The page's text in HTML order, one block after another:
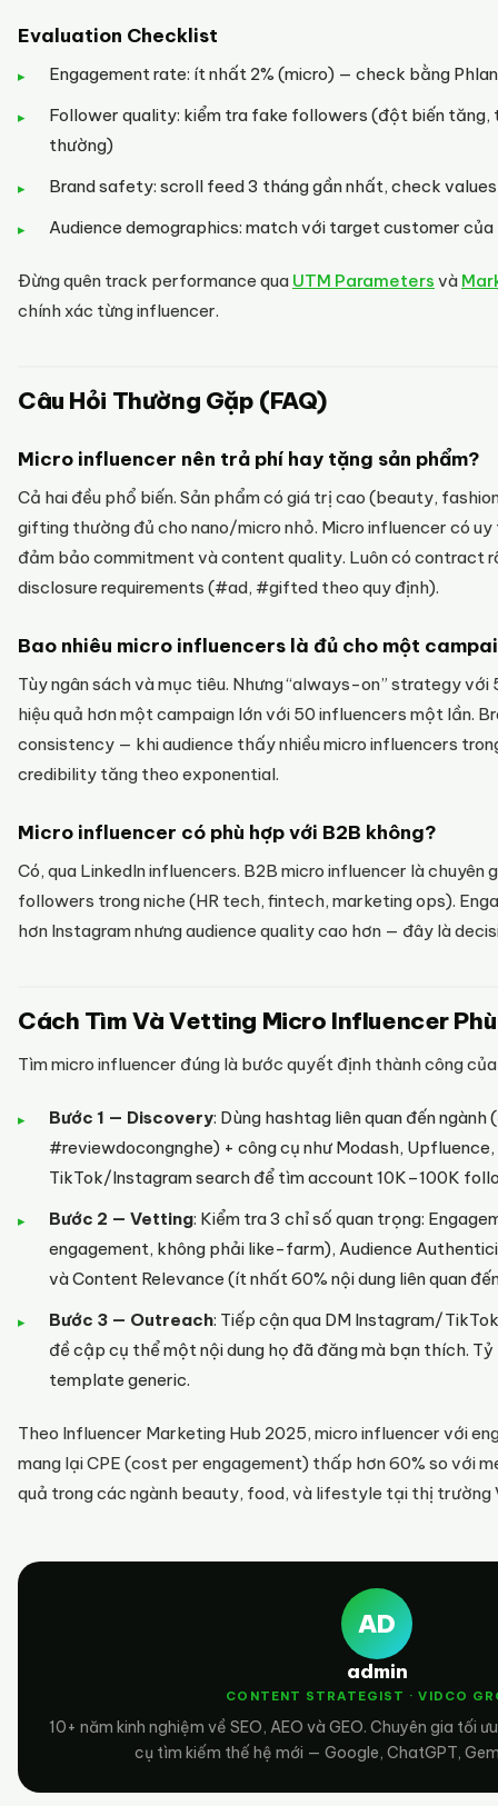
Evaluation Checklist
Engagement rate: ít nhất 2% (micro) — check bằng
Follower quality: kiểm tra fake followers (đột biến
thường)
Brand safety: scroll feed 3 tháng gần nhất, check
Audience demographics: match với target customer của
Đừng quên track performance qua UTM Parameters và
chính xác từng influencer.
Câu Hỏi Thường Gặp (FAQ)
Micro influencer nên trả phí hay tặng sản phẩm?
Cả hai đều phổ biến. Sản phẩm có giá trị cao (beauty,
gifting thường đủ cho nano/micro nhỏ. Micro influencer có
đảm bảo commitment và content quality. Luôn có contract
disclosure requirements (#ad, #gifted theo quy định).
Bao nhiêu micro influencers là đủ cho một
Tùy ngân sách và mục tiêu. Nhưng “always-on” strategy
hiệu quả hơn một campaign lớn với 50 influencers một lần.
consistency — khi audience thấy nhiều micro influencers
credibility tăng theo exponential.
Micro influencer có phù hợp với B2B không?
Có, qua LinkedIn influencers. B2B micro influencer là
followers trong niche (HR tech, fintech, marketing ops).
hơn Instagram nhưng audience quality cao hơn — đây là
Cách Tìm Và Vetting Micro Influencer
Tìm micro influencer đúng là bước quyết định thành công
Bước 1 — Discovery: Dùng hashtag liên quan đến
#reviewdocongnghe) + công cụ như Modash,
TikTok/Instagram search để tìm account 10K–100K
Bước 2 — Vetting: Kiểm tra 3 chỉ số quan trọng:
engagement, không phải like-farm), Audience
và Content Relevance (ít nhất 60% nội dung liên quan
Bước 3 — Outreach: Tiếp cận qua DM Instagram/
đề cập cụ thể một nội dung họ đã đăng mà bạn thích.
template generic.
Theo Influencer Marketing Hub 2025, micro influencer với
mang lại CPE (cost per engagement) thấp hơn 60% so với
quả trong các ngành beauty, food, và lifestyle tại thị trường
AD
admin
CONTENT STRATEGIST · VIDCO
10+ năm kinh nghiệm về SEO, AEO và GEO. Chuyên gia tối
cụ tìm kiếm thế hệ mới — Google, ChatGPT,